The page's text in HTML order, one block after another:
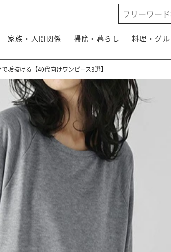
家族・人間関係 掃除・暮らし 料理・グル
垢抜ける【40代向けワンピース3選】